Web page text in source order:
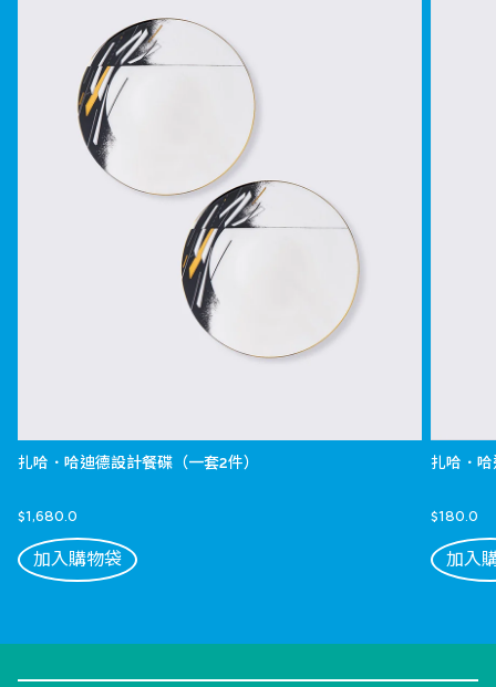
扎哈．哈迪德設計餐碟（一套2件）
$1,680.0
加入購物袋
扎哈．
$180.0
加入